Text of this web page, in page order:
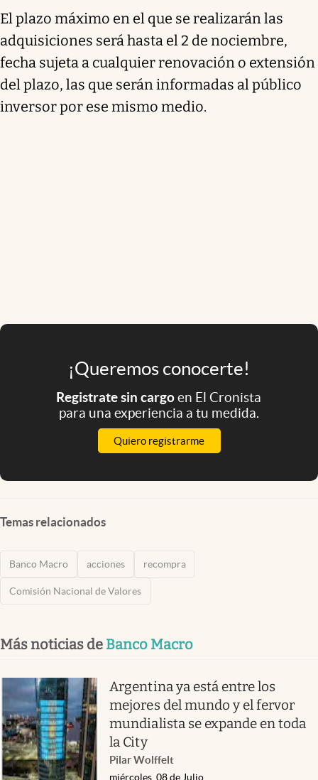
El plazo máximo en el que se realizarán las
adquisiciones será hasta el 2 de nociembre,
fecha sujeta a cualquier renovación o extensión
del plazo, las que serán informadas al público
inversor por ese mismo medio.
¡Queremos conocerte!
Registrate sin cargoen El Cronista
para una experiencia a tu medida.
Quiero registrarme
Temas relacionados
Banco Macro acciones recompra
Comisión Nacional de Valores
Más noticias de Banco Macro
Argentina ya está entre los
mejores del mundo y el fervor
mundialista se expande en toda
la City
Pilar Wolffelt
miércoles, 08 de Julio